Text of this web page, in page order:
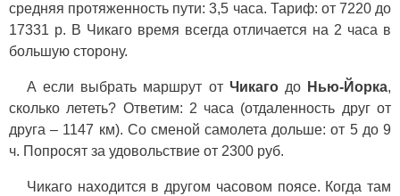
средняя протяженность пути: 3,5 часа. Тариф: от 7220 до
17331 р. В Чикаго время всегда отличается на 2 часа в
большую сторону.
А если выбрать маршрут от Чикагодо Нью-Йорка,
сколько лететь? Ответим: 2 часа (отдаленность друг от
друга – 1147 км). Со сменой самолета дольше: от 5 до 9
ч. Попросят за удовольствие от 2300 руб.
Чикаго находится в другом часовом поясе. Когда там